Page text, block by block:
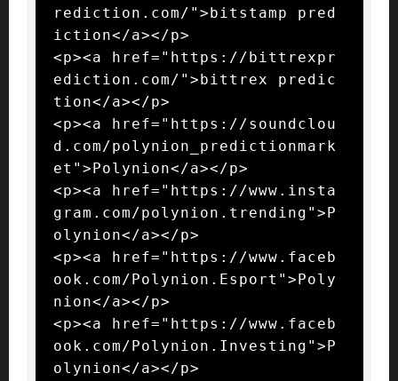
rediction.com/">bitstamp pred
iction</a></p>
<p><a href="https://bittrexpr
ediction.com/">bittrex predic
tion</a></p>
<p><a href="https://soundclou
d.com/polynion_predictionmark
et">Polynion</a></p>
<p><a href="https://www.insta
gram.com/polynion.trending">P
olynion</a></p>
<p><a href="https://www.faceb
ook.com/Polynion.Esport">Poly
nion</a></p>
<p><a href="https://www.faceb
ook.com/Polynion.Investing">P
olynion</a></p>